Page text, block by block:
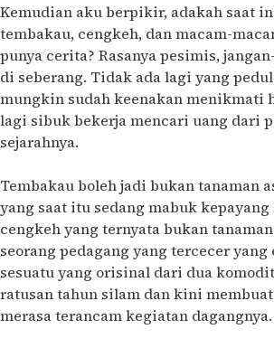
Kemudian aku berpikir, adakah saat
tembakau, cengkeh, dan macam-
punya cerita? Rasanya pesimis,
di seberang. Tidak ada lagi yang
mungkin sudah keenakan menikmati
lagi sibuk bekerja mencari uang dari
sejarahnya.
Tembakau boleh jadi bukan tanaman
yang saat itu sedang mabuk
cengkeh yang ternyata bukan
seorang pedagang yang tercecer
sesuatu yang orisinal dari dua
ratusan tahun silam dan kini
merasa terancam kegiatan dagangnya.